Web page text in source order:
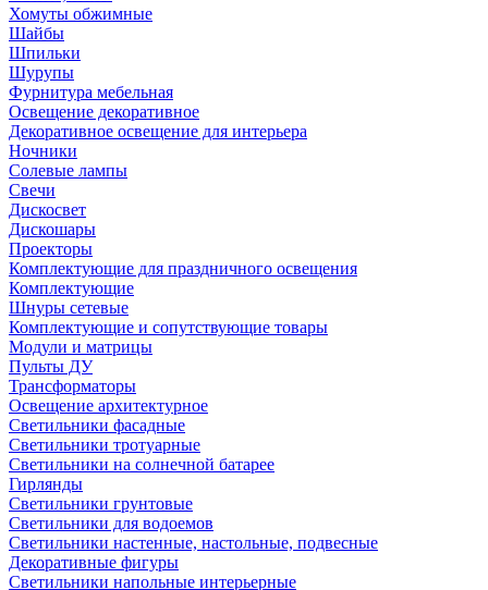
Хомуты обжимные
Шайбы
Шпильки
Шурупы
Фурнитура мебельная
Освещение декоративное
Декоративное освещение для интерьера
Ночники
Солевые лампы
Свечи
Дискосвет
Дискошары
Проекторы
Комплектующие для праздничного освещения
Комплектующие
Шнуры сетевые
Комплектующие и сопутствующие товары
Модули и матрицы
Пульты ДУ
Трансформаторы
Освещение архитектурное
Светильники фасадные
Светильники тротуарные
Светильники на солнечной батарее
Гирлянды
Светильники грунтовые
Светильники для водоемов
Светильники настенные, настольные, подвесные
Декоративные фигуры
Светильники напольные интерьерные